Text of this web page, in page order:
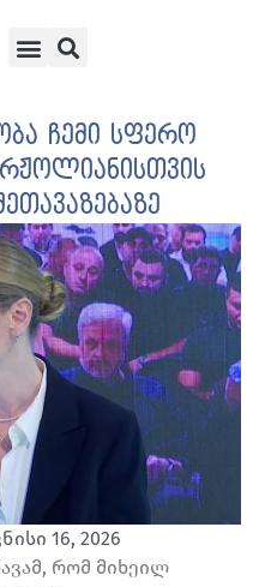
ჩემი სფერო
16, 2026
რომ მიხეილ